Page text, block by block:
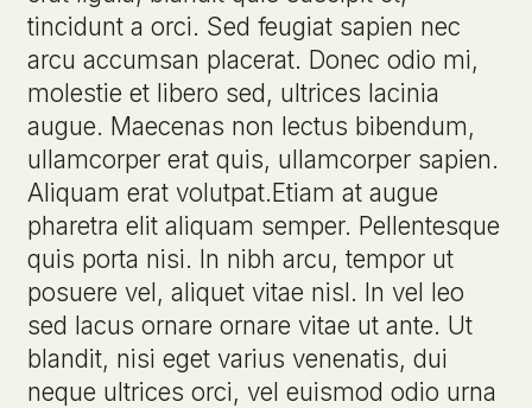
tincidunt a orci. Sed feugiat sapien nec
arcu accumsan placerat. Donec odio mi,
molestie et libero sed, ultrices lacinia
augue. Maecenas non lectus bibendum,
ullamcorper erat quis, ullamcorper sapien.
Aliquam erat volutpat.Etiam at augue
pharetra elit aliquam semper. Pellentesque
quis porta nisi. In nibh arcu, tempor ut
posuere vel, aliquet vitae nisl. In vel leo
sed lacus ornare ornare vitae ut ante. Ut
blandit, nisi eget varius venenatis, dui
neque ultrices orci, vel euismod odio urna